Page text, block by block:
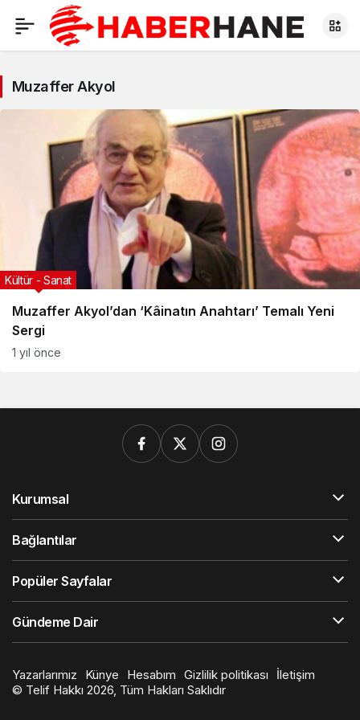
Muzaffer Akyol
Muzaffer Akyol’dan ‘Kâinatın Anahtarı’ Temalı Yeni
Sergi
Kültür - Sanat
1 yıl önce
Kurumsal
Bağlantılar
Popüler Sayfalar
Gündeme Dair
Yazarlarımız Künye Hesabım Gizlilik politikası
İletişim
© Telif Hakkı 2026, Tüm Hakları Saklıdır